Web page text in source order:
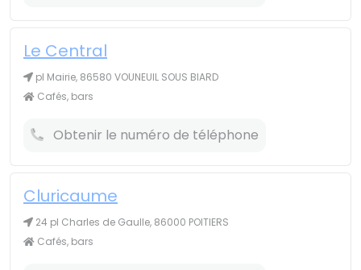
Le Central
pl Mairie, 86580 VOUNEUIL SOUS BIARD
Cafés, bars
Obtenir le numéro de téléphone
Cluricaume
24 pl Charles de Gaulle, 86000 POITIERS
Cafés, bars